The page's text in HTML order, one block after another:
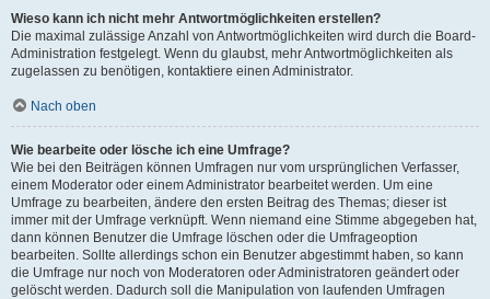
Wieso kann ich nicht mehr Antwortmöglichkeiten erstellen?
Die maximal zulässige Anzahl von Antwortmöglichkeiten wird durch die Board-
Administration festgelegt. Wenn du glaubst, mehr Antwortmöglichkeiten als
zugelassen zu benötigen, kontaktiere einen Administrator.
Nach oben
Wie bearbeite oder lösche ich eine Umfrage?
Wie bei den Beiträgen können Umfragen nur vom ursprünglichen Verfasser,
einem Moderator oder einem Administrator bearbeitet werden. Um eine
Umfrage zu bearbeiten, ändere den ersten Beitrag des Themas; dieser ist
immer mit der Umfrage verknüpft. Wenn niemand eine Stimme abgegeben hat,
dann können Benutzer die Umfrage löschen oder die Umfrageoption
bearbeiten. Sollte allerdings schon ein Benutzer abgestimmt haben, so kann
die Umfrage nur noch von Moderatoren oder Administratoren geändert oder
gelöscht werden. Dadurch soll die Manipulation von laufenden Umfragen